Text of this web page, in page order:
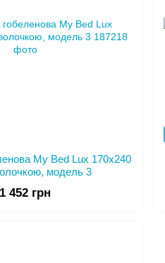
My Bed Lux 170x240
модель 3
1 452 грн